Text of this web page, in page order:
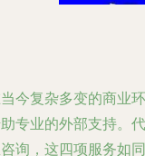
今复杂多变的商业
专业的外部支持。
询，这四项服务如